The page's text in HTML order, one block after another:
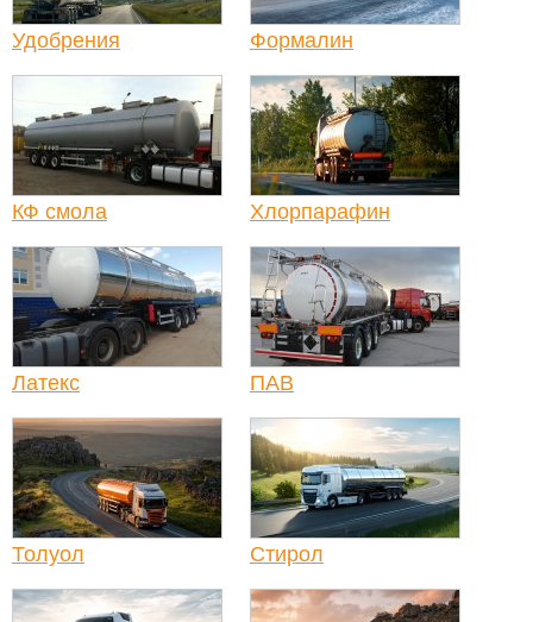
Удобрения Формалин
КФ смола Хлорпарафин
Латекс ПАВ
Толуол Стирол